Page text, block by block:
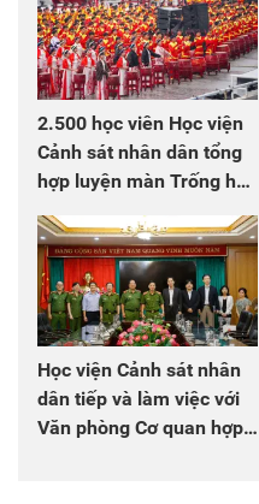
2.500 học viên Học viện
Cảnh sát nhân dân tổng
hợp luyện màn Trống hội
Học viện Cảnh sát nhân
dân tiếp và làm việc với
Văn phòng Cơ quan hợp